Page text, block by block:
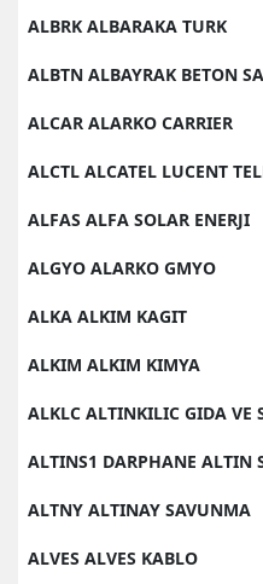
ALBRK ALBARAKA TURK
ALBTN ALBAYRAK BETON
ALCAR ALARKO CARRIER
ALCTL ALCATEL LUCENT
ALFAS ALFA SOLAR ENERJI
ALGYO ALARKO GMYO
ALKA ALKIM KAGIT
ALKIM ALKIM KIMYA
ALKLC ALTINKILIC GIDA VE
ALTINS1 DARPHANE ALTIN
ALTNY ALTINAY SAVUNMA
ALVES ALVES KABLO